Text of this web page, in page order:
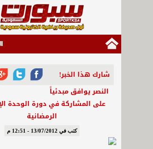
شارك هذا الخبر!
النصر يوافق مبدئياً
على المشاركة في دورة الوحدة
الرمضانية
كتب في 13/07/2012 - 12:51 م